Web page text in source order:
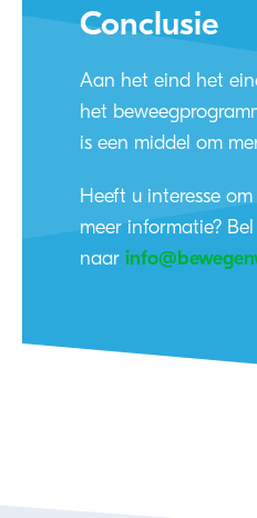
Conclusie
Aan het eind het
het
is een middel om
Heeft u interesse
meer informatie?
naar